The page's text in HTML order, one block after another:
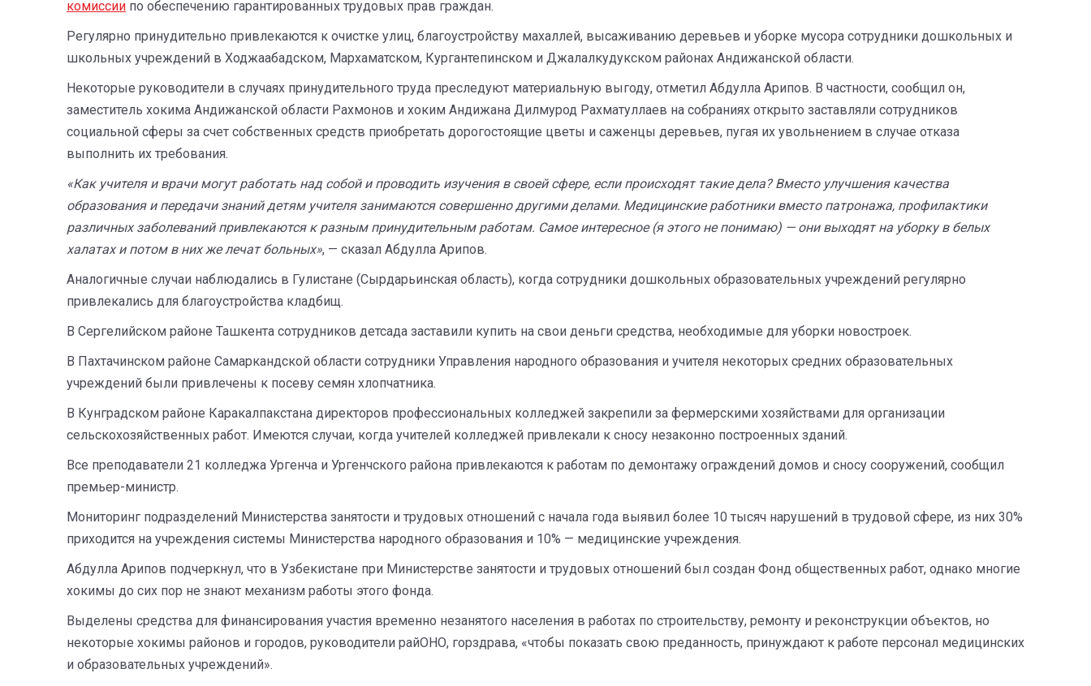
комиссии по обеспечению гарантированных трудовых прав граждан.
Регулярно принудительно привлекаются к очистке улиц, благоустройству махаллей, высаживанию деревьев и уборке мусора сотрудники дошкольных и
школьных учреждений в Ходжаабадском, Мархаматском, Кургантепинском и Джалалкудукском районах Андижанской области.
Некоторые руководители в случаях принудительного труда преследуют материальную выгоду, отметил Абдулла Арипов. В частности, сообщил он,
заместитель хокима Андижанской области Рахмонов и хоким Андижана Дилмурод Рахматуллаев на собраниях открыто заставляли сотрудников
социальной сферы за счет собственных средств приобретать дорогостоящие цветы и саженцы деревьев, пугая их увольнением в случае отказа
выполнить их требования.
«Как учителя и врачи могут работать над собой и проводить изучения в своей сфере, если происходят такие дела? Вместо улучшения качества
образования и передачи знаний детям учителя занимаются совершенно другими делами. Медицинские работники вместо патронажа, профилактики
различных заболеваний привлекаются к разным принудительным работам. Самое интересное (я этого не понимаю) — они выходят на уборку в белых
халатах и потом в них же лечат больных», — сказал Абдулла Арипов.
Аналогичные случаи наблюдались в Гулистане (Сырдарьинская область), когда сотрудники дошкольных образовательных учреждений регулярно
привлекались для благоустройства кладбищ.
В Сергелийском районе Ташкента сотрудников детсада заставили купить на свои деньги средства, необходимые для уборки новостроек.
В Пахтачинском районе Самаркандской области сотрудники Управления народного образования и учителя некоторых средних образовательных
учреждений были привлечены к посеву семян хлопчатника.
В Кунградском районе Каракалпакстана директоров профессиональных колледжей закрепили за фермерскими хозяйствами для организации
сельскохозяйственных работ. Имеются случаи, когда учителей колледжей привлекали к сносу незаконно построенных зданий.
Все преподаватели 21 колледжа Ургенча и Ургенчского района привлекаются к работам по демонтажу ограждений домов и сносу сооружений, сообщил
премьер-министр.
Мониторинг подразделений Министерства занятости и трудовых отношений с начала года выявил более 10 тысяч нарушений в трудовой сфере, из них 30%
приходится на учреждения системы Министерства народного образования и 10% — медицинские учреждения.
Абдулла Арипов подчеркнул, что в Узбекистане при Министерстве занятости и трудовых отношений был создан Фонд общественных работ, однако многие
хокимы до сих пор не знают механизм работы этого фонда.
Выделены средства для финансирования участия временно незанятого населения в работах по строительству, ремонту и реконструкции объектов, но
некоторые хокимы районов и городов, руководители райОНО, горздрава, «чтобы показать свою преданность, принуждают к работе персонал медицинских
и образовательных учреждений».